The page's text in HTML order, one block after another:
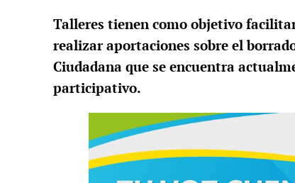
Talleres tienen como objetivo
realizar aportaciones sobre el
Ciudadana que se encuentra
participativo.